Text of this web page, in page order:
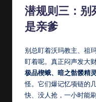
潜规则三：
是亲爹
别总盯着沃玛教主、祖
盯着呢。真正闷声发大
极品楔蛾、暗之骷髅精灵
怪。它们爆记忆项链的
快、没人抢，一小时能